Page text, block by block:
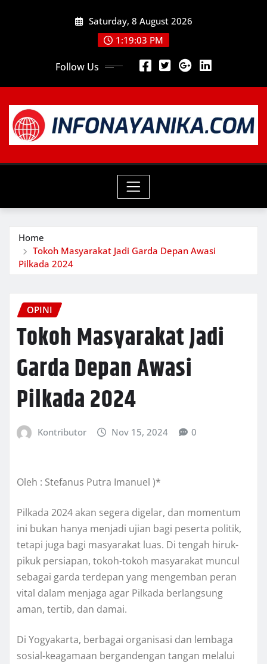
Saturday, 8 August 2026
1:19:05 PM
Follow Us
Home
Tokoh Masyarakat Jadi Garda Depan Awasi
Pilkada 2024
OPINI
Tokoh Masyarakat Jadi
Garda Depan Awasi
Pilkada 2024
Kontributor Nov 15, 2024 0
Oleh : Stefanus Putra Imanuel )*
Pilkada 2024 akan segera digelar, dan momentum
ini bukan hanya menjadi ujian bagi peserta politik,
tetapi juga bagi masyarakat luas. Di tengah hiruk-
pikuk persiapan, tokoh-tokoh masyarakat muncul
sebagai garda terdepan yang mengemban peran
vital dalam menjaga agar Pilkada berlangsung
aman, tertib, dan damai.
Di Yogyakarta, berbagai organisasi dan lembaga
sosial-keagamaan bergandengan tangan melalui